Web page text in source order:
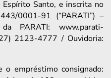
Santo, e inscrita no
0001-91 (“PARATI”) –
PARATI: www.parati-
2123-4777 / Ouvidoria:
o empréstimo consignado: